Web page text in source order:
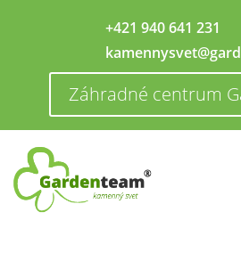
+421 940 641 231
Záhradné centrum